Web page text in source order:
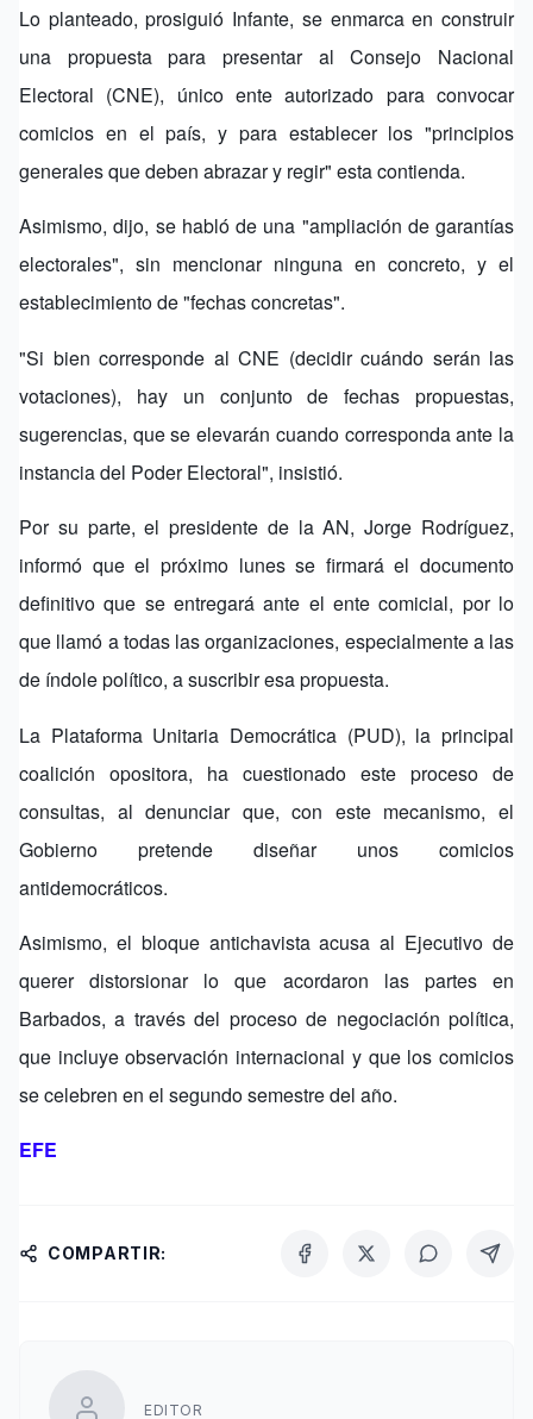
Lo planteado, prosiguió Infante, se enmarca en construir
una propuesta para presentar al Consejo Nacional
Electoral (CNE), único ente autorizado para convocar
comicios en el país, y para establecer los "principios
generales que deben abrazar y regir" esta contienda.
Asimismo, dijo, se habló de una "ampliación de garantías
electorales", sin mencionar ninguna en concreto, y el
establecimiento de "fechas concretas".
"Si bien corresponde al CNE (decidir cuándo serán las
votaciones), hay un conjunto de fechas propuestas,
sugerencias, que se elevarán cuando corresponda ante la
instancia del Poder Electoral", insistió.
Por su parte, el presidente de la AN, Jorge Rodríguez,
informó que el próximo lunes se firmará el documento
definitivo que se entregará ante el ente comicial, por lo
que llamó a todas las organizaciones, especialmente a las
de índole político, a suscribir esa propuesta.
La Plataforma Unitaria Democrática (PUD), la principal
coalición opositora, ha cuestionado este proceso de
consultas, al denunciar que, con este mecanismo, el
Gobierno pretende diseñar unos comicios
antidemocráticos.
Asimismo, el bloque antichavista acusa al Ejecutivo de
querer distorsionar lo que acordaron las partes en
Barbados, a través del proceso de negociación política,
que incluye observación internacional y que los comicios
se celebren en el segundo semestre del año.
EFE
COMPARTIR:
EDITOR